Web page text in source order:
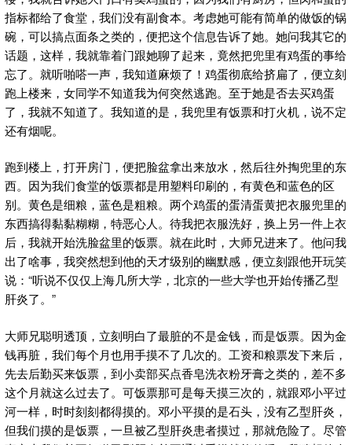
指标都给了食堂，我们没有副食本。考虑她可能有简单的做饭的锅
碗，可以搞点面条之类的，便把这个信息告诉了她。她问我其它的
话题，这样，我就靠着门跟她聊了起来，竟然把兜里有鸡蛋的事给
忘了。就听啪嗒一声，我知道麻烦了！鸡蛋彻底给挤扁了，便立刻
跑上楼来，女同学不知道我为何突然逃跑。至于她是否去买鸡蛋
了，我就不知道了。我知道的是，我兜里有饭票和打火机，说不定
还有烟呢。
跑到楼上，打开房门，便把脸盆拿出来放水，然后往外掏兜里的东
西。因为我们食堂的饭票都是用塑料印刷的，有黄色和蓝色的区
别。黄色是细粮，蓝色是粗粮。两个鸡蛋的蛋清蛋黄把衣服兜里的
东西搞得黏黏糊糊，特恶心人。待我把衣服洗好，换上另一件上衣
后，我就开始洗脸盆里的饭票。就在此时，大师兄进来了。他问我
出了啥事，我突然想到他的天才级别的幽默感，便立刻跟他开玩笑
说：“听说不仅仅上海几所大学，北京的一些大学也开始传播乙型
肝炎了。”
大师兄聪明透顶，立刻明白了最脏的不是金钱，而是饭票。因为金
钱再脏，我们每个月也用手摸不了几次的。工资和粮票发下来后，
先去后勤买来饭票，到小卖部买点香皂洗衣粉牙膏之类的，差不多
这个月就这么过去了。可饭票那可是每天摸三次的，就跟邓小平过
河一样，时时刻刻都得摸的。邓小平摸的是石头，没有乙型肝炎，
但我们摸的是饭票，一旦被乙型肝炎患者摸过，那就危险了。尽管